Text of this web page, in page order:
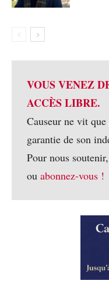
VOUS VENEZ
ACCÈS LIBRE.
Causeur ne vit que
garantie de son
Pour nous
ou abonnez-vous !